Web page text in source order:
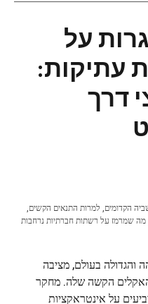
על
עתיקות:
דרך
הקדומים, למרות התנאים הקשים,
מה שמרמז על רשתות חברתיות נרחבות
והגדולה בעולם, מציבה
הקשה שלה. מחקר
על אינטראקציות